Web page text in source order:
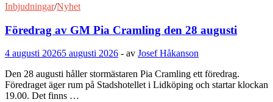
Inbjudningar/Nyhet
Föredrag av GM Pia Cramling den 28 augusti
4 augusti 20265 augusti 2026 - av Josef Håkanson
Den 28 augusti håller stormästaren Pia Cramling ett föredrag.
Föredraget äger rum på Stadshotellet i Lidköping och startar klockan
19.00. Det finns …